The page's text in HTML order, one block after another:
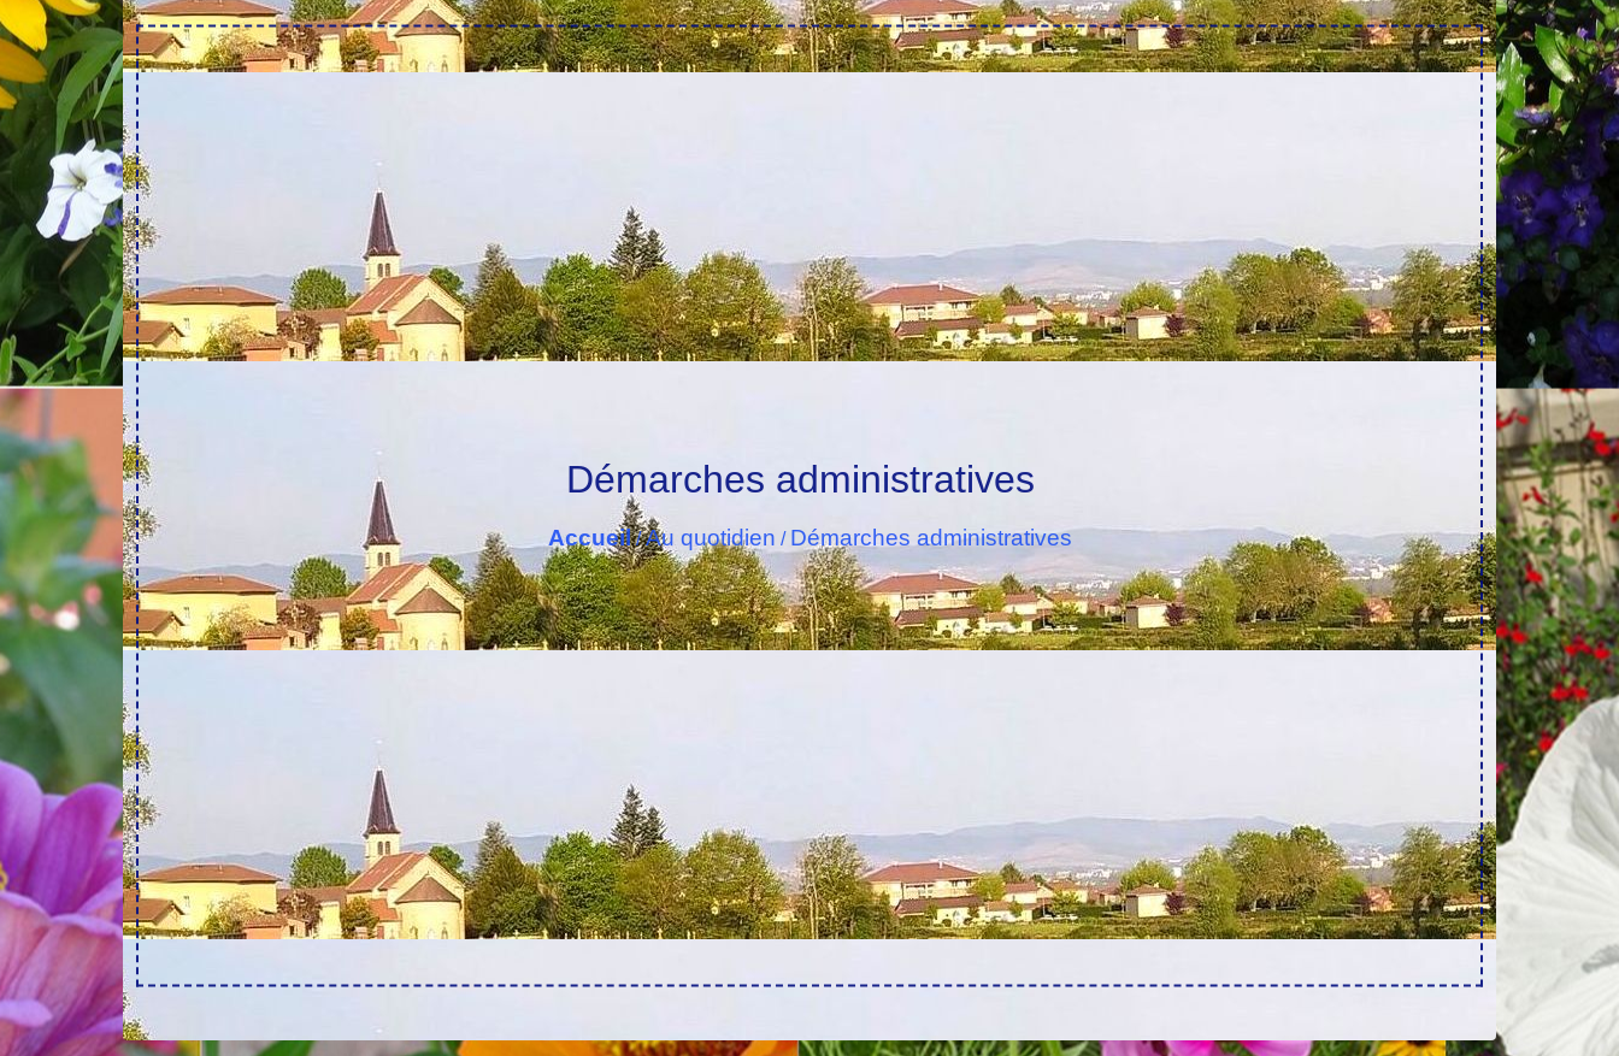
Démarches administratives
Accueil/Au quotidien / Démarches administratives